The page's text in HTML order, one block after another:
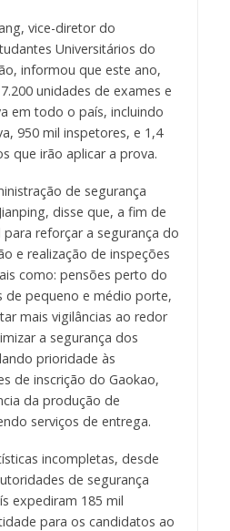
vice-diretor do
Universitários do
informou que este ano,
unidades de exames e
em todo o país, incluindo
950 mil inspetores, e 1,4
que irão aplicar a prova.
de segurança
disse que, a fim de
reforçar a segurança do
e realização de inspeções
como: pensões perto do
de pequeno e médio porte,
mais vigilâncias ao redor
a segurança dos
prioridade às
de inscrição do Gaokao,
da produção de
serviços de entrega.
incompletas, desde
de segurança
expediram 185 mil
para os candidatos ao